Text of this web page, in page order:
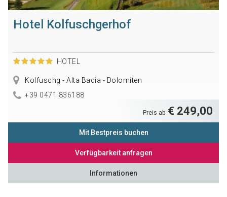
Hotel Kolfuschgerhof
HOTEL
Kolfuschg - Alta Badia - Dolomiten
+39 0471 836188
Preis ab € 249,00
Mit Bestpreis buchen
Verfügbarkeit anfragen
Informationen